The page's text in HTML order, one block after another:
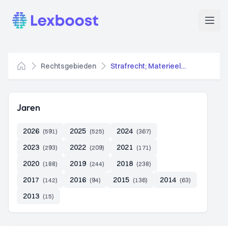
Lexboost
Home
Rechtsgebieden Strafrecht; Materieel strafrecht
Jaren
2026 (591) 2025 (525) 2024 (367)
2023 (293) 2022 (209) 2021 (171)
2020 (188) 2019 (244) 2018 (238)
2017 (142) 2016 (94) 2015 (136) 2014 (63)
2013 (15)